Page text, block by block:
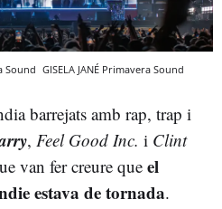
Sound GISELA JANÉ Primavera Sound
barrejats amb rap, trap i
, Feel Good Inc. i Clint
van fer creure que el
estava de tornada.